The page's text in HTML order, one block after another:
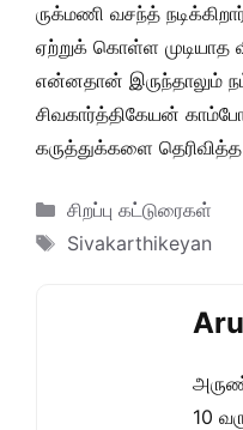
ருக்மணி வசந்த்
ஏற்றுக் கொள்ள முடியாத
என்னதான் இருந்தாலும்
சிவகார்த்திகேயன் காம்போ
கருத்துக்களை
Categories
சிறப்பு கட்டுரைகள்
Tags
Sivakarthikeyan
அருண்
10